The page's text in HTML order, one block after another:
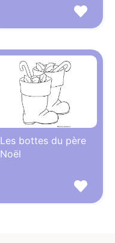
Les bottes du père
Noël